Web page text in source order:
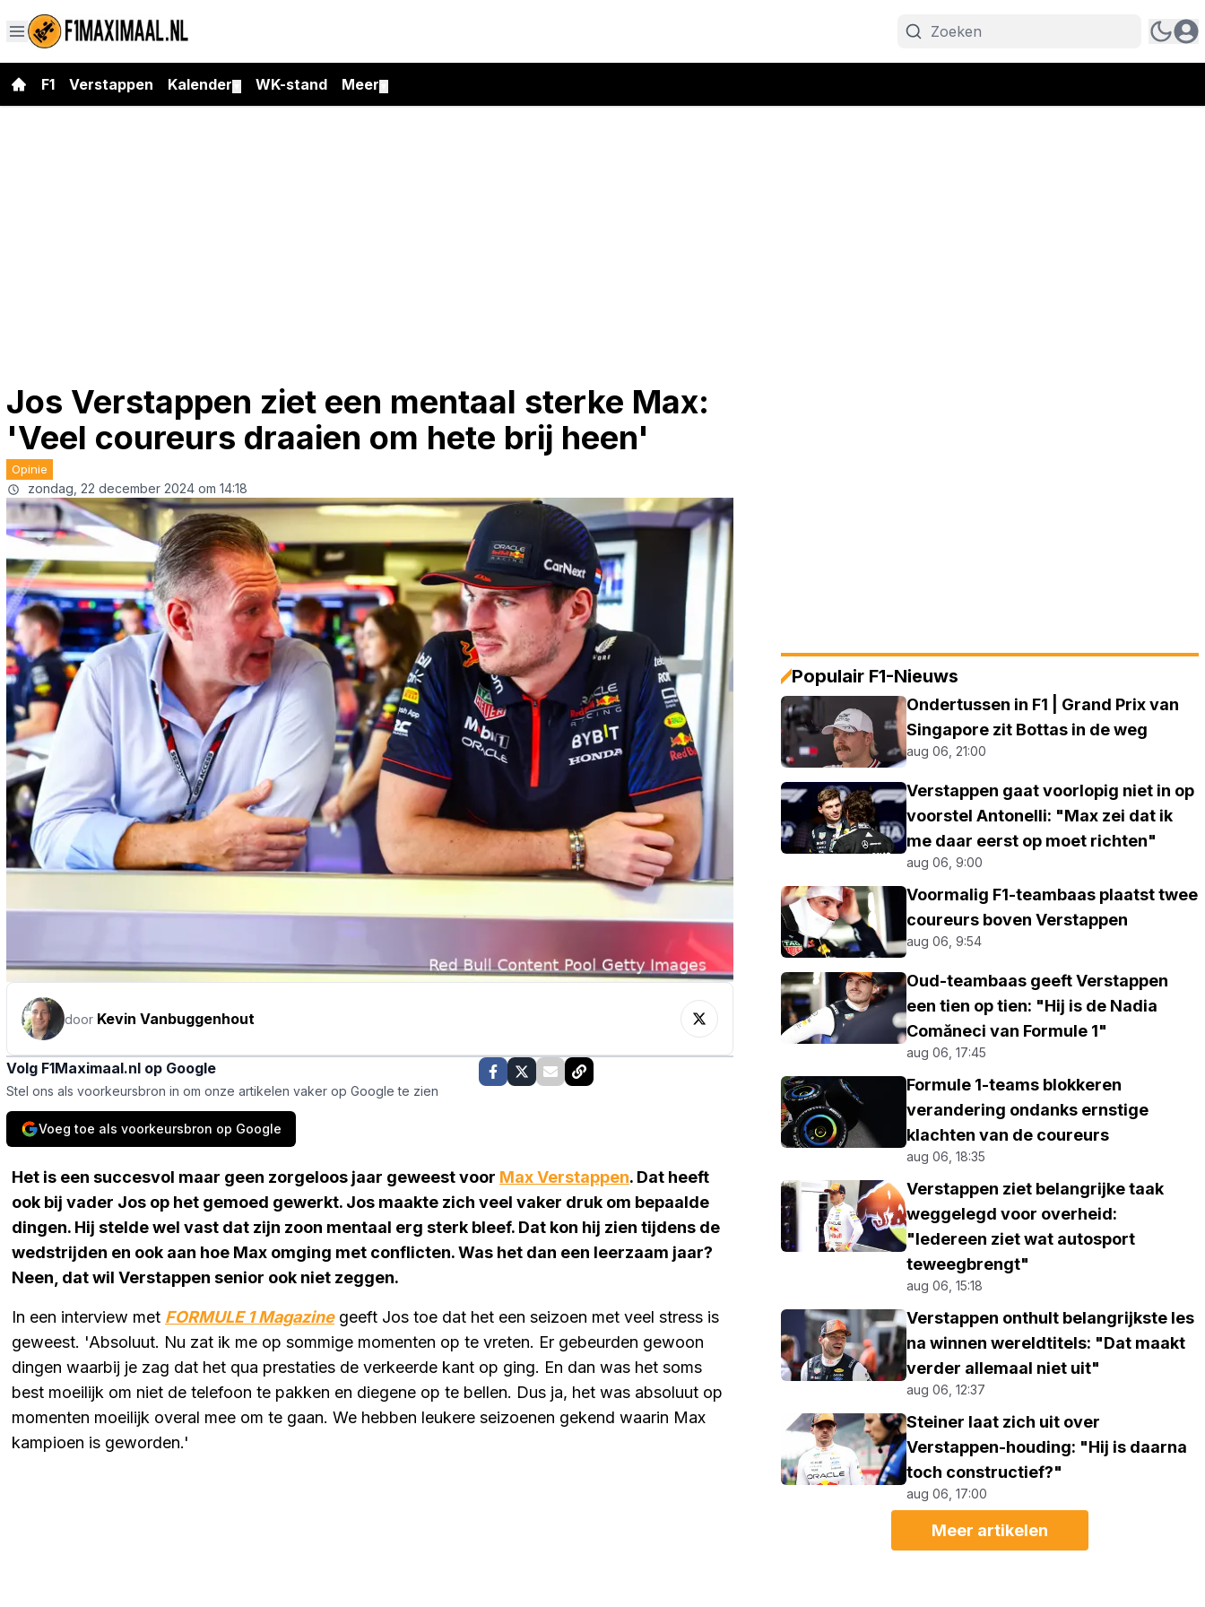
F1 Verstappen Kalender WK-stand Meer
Jos Verstappen ziet een mentaal sterke Max:
'Veel coureurs draaien om hete brij heen'
Opinie
zondag, 22 december 2024 om 14:18
door Kevin Vanbuggenhout
Volg F1Maximaal.nl op Google
Stel ons als voorkeursbron in om onze artikelen vaker op Google te zien
Voeg toe als voorkeursbron op Google
Het is een succesvol maar geen zorgeloos jaar geweest voor Max Verstappen. Dat heeft
ook bij vader Jos op het gemoed gewerkt. Jos maakte zich veel vaker druk om bepaalde
dingen. Hij stelde wel vast dat zijn zoon mentaal erg sterk bleef. Dat kon hij zien tijdens de
wedstrijden en ook aan hoe Max omging met conflicten. Was het dan een leerzaam jaar?
Neen, dat wil Verstappen senior ook niet zeggen.
In een interview met FORMULE 1 Magazinegeeft Jos toe dat het een seizoen met veel stress is
geweest. 'Absoluut. Nu zat ik me op sommige momenten op te vreten. Er gebeurden gewoon
dingen waarbij je zag dat het qua prestaties de verkeerde kant op ging. En dan was het soms
best moeilijk om niet de telefoon te pakken en diegene op te bellen. Dus ja, het was absoluut op
momenten moeilijk overal mee om te gaan. We hebben leukere seizoenen gekend waarin Max
kampioen is geworden.'
Populair F1-Nieuws
Ondertussen in F1 | Grand Prix van
Singapore zit Bottas in de weg
aug 06, 21:00
Verstappen gaat voorlopig niet in op
voorstel Antonelli: "Max zei dat ik
me daar eerst op moet richten"
aug 06, 9:00
Voormalig F1-teambaas plaatst twee
coureurs boven Verstappen
aug 06, 9:54
Oud-teambaas geeft Verstappen
een tien op tien: "Hij is de Nadia
Comăneci van Formule 1"
aug 06, 17:45
Formule 1-teams blokkeren
verandering ondanks ernstige
klachten van de coureurs
aug 06, 18:35
Verstappen ziet belangrijke taak
weggelegd voor overheid:
"Iedereen ziet wat autosport
teweegbrengt"
aug 06, 15:18
Verstappen onthult belangrijkste les
na winnen wereldtitels: "Dat maakt
verder allemaal niet uit"
aug 06, 12:37
Steiner laat zich uit over
Verstappen-houding: "Hij is daarna
toch constructief?"
aug 06, 17:00
Meer artikelen